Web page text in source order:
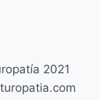
2021